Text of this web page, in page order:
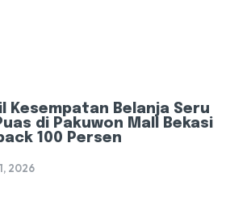
Kesempatan Belanja Seru
di Pakuwon Mall Bekasi
100 Persen
2026